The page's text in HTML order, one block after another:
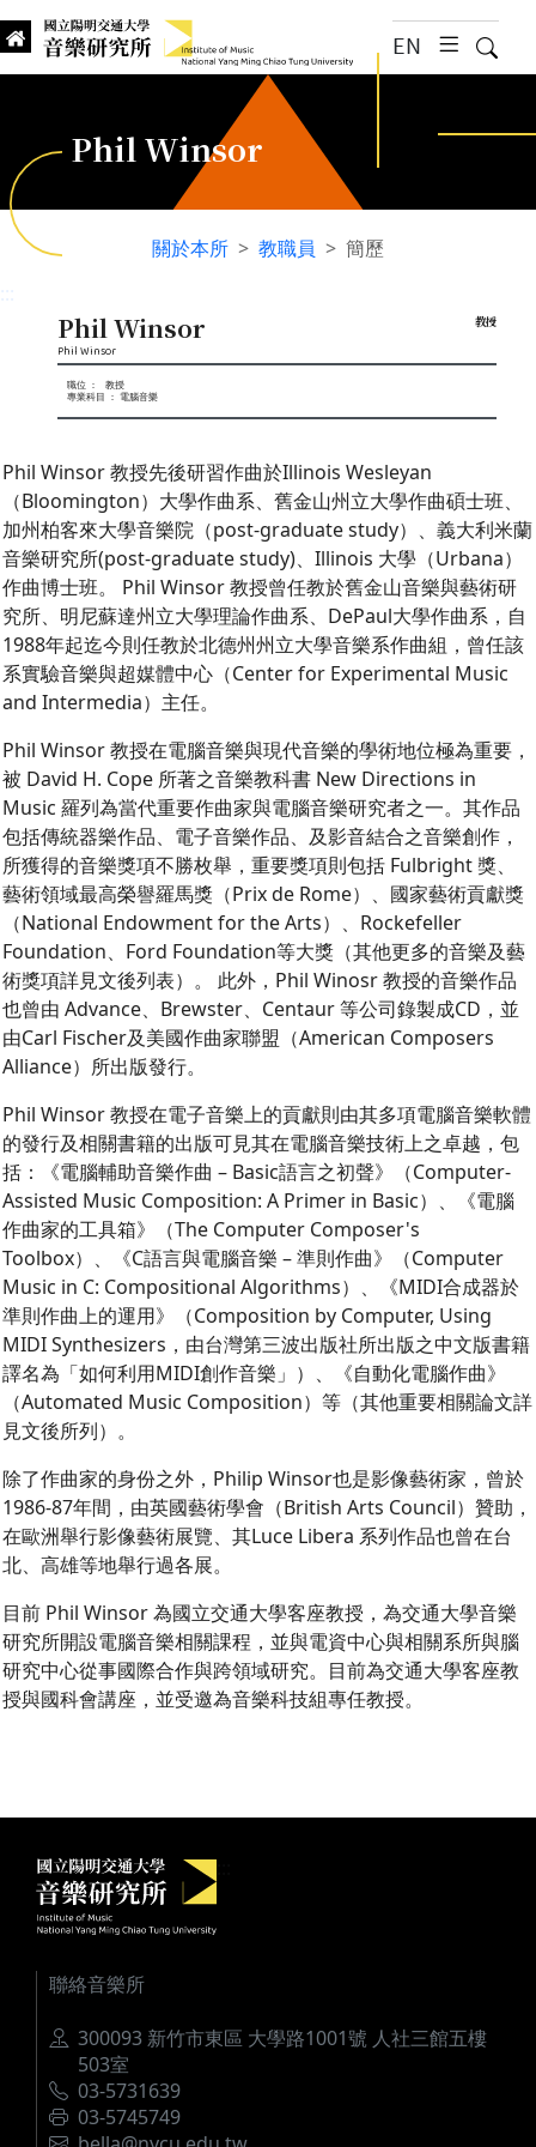
國立陽明交通大學 音樂研究所 Institute of Music, National
EN
漢堡選
Phil Winsor
關於本所 教職員
簡歷
Phil Winsor
Phil Winsor
教授
職位 ： 教授
專業科目 ： 電腦音樂
Phil Winsor 教授先後研習作曲於Illinois Wesleyan
（Bloomington）大學作曲系、舊金山州立大學作曲碩士班、
加州柏客來大學音樂院（post-graduate study）、義大利米蘭
音樂研究所(post-graduate study)、Illinois 大學（Urbana）
作曲博士班。 Phil Winsor 教授曾任教於舊金山音樂與藝術研
究所、明尼蘇達州立大學理論作曲系、DePaul大學作曲系，自
1988年起迄今則任教於北德州州立大學音樂系作曲組，曾任該
系實驗音樂與超媒體中心（Center for Experimental Music
and Intermedia）主任。
Phil Winsor 教授在電腦音樂與現代音樂的學術地位極為重要，
被 David H. Cope 所著之音樂教科書 New Directions in
Music 羅列為當代重要作曲家與電腦音樂研究者之一。其作品
包括傳統器樂作品、電子音樂作品、及影音結合之音樂創作，
所獲得的音樂獎項不勝枚舉，重要獎項則包括 Fulbright 獎、
藝術領域最高榮譽羅馬獎（Prix de Rome）、國家藝術貢獻獎
（National Endowment for the Arts）、Rockefeller
Foundation、Ford Foundation等大獎（其他更多的音樂及藝
術獎項詳見文後列表）。 此外，Phil Winosr 教授的音樂作品
也曾由 Advance、Brewster、Centaur 等公司錄製成CD，並
由Carl Fischer及美國作曲家聯盟（American Composers
Alliance）所出版發行。
Phil Winsor 教授在電子音樂上的貢獻則由其多項電腦音樂軟體
的發行及相關書籍的出版可見其在電腦音樂技術上之卓越，包
括：《電腦輔助音樂作曲 – Basic語言之初聲》（Computer-
Assisted Music Composition: A Primer in Basic）、《電腦
作曲家的工具箱》（The Computer Composer's
Toolbox）、《C語言與電腦音樂 – 準則作曲》（Computer
Music in C: Compositional Algorithms）、《MIDI合成器於
準則作曲上的運用》（Composition by Computer, Using
MIDI Synthesizers，由台灣第三波出版社所出版之中文版書籍
譯名為「如何利用MIDI創作音樂」）、《自動化電腦作曲》
（Automated Music Composition）等（其他重要相關論文詳
見文後所列）。
除了作曲家的身份之外，Philip Winsor也是影像藝術家，曾於
1986-87年間，由英國藝術學會（British Arts Council）贊助，
在歐洲舉行影像藝術展覽、其Luce Libera 系列作品也曾在台
北、高雄等地舉行過各展。
目前 Phil Winsor 為國立交通大學客座教授，為交通大學音樂
研究所開設電腦音樂相關課程，並與電資中心與相關系所與腦
研究中心從事國際合作與跨領域研究。目前為交通大學客座教
授與國科會講座，並受邀為音樂科技組專任教授。
國立陽明交通大學音樂研究所
聯絡音樂所
地址
300093 新竹市東區 大學路1001號 人社三館五樓
503室
電話
03-5731639
傳真
03-5745749
電郵